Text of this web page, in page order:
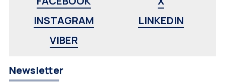
INSTAGRAM
LINKEDIN
VIBER
Newsletter